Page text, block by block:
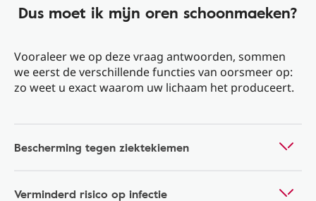
Dus moet ik mijn oren schoonmaeken?
Vooraleer we op deze vraag antwoorden, sommen
we eerst de verschillende functies van oorsmeer op:
zo weet u exact waarom uw lichaam het produceert.
Bescherming tegen ziektekiemen
Verminderd risico op infectie